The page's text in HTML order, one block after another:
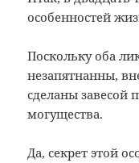
особенностей
Поскольку оба
незапятнанны,
сделаны завесой
могущества.
Да, секрет этой